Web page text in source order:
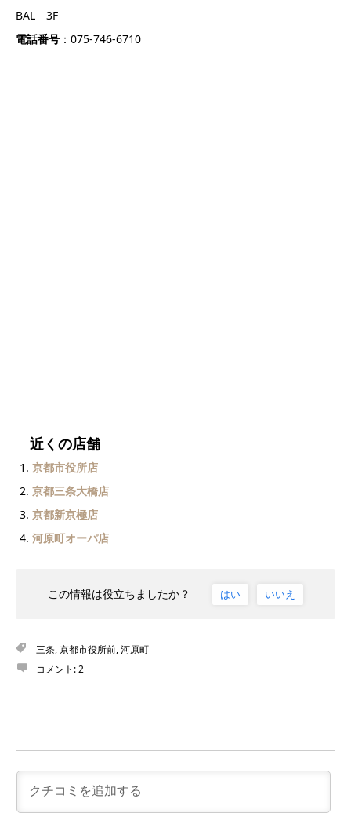
BAL 3F
電話番号 ：075-746-6710
近くの店舗
京都市役所店
京都三条大橋店
京都新京極店
河原町オーパ店
この情報は役立ちましたか？ はい いいえ
三条,京都市役所前,河原町
コメント:2